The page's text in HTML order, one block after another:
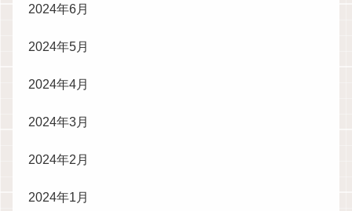
2024年6月
2024年5月
2024年4月
2024年3月
2024年2月
2024年1月